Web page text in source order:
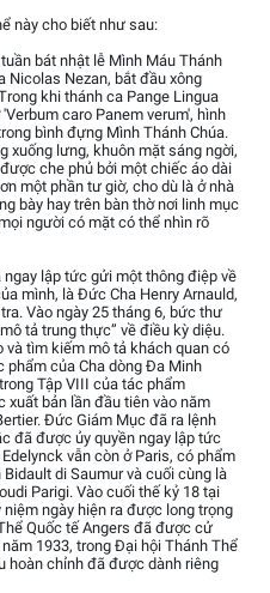
này cho biết như sau:
bát nhật lễ Mình Máu Thánh
Nicolas Nezan, bắt đầu xông
khi thánh ca Pange Lingua
caro Panem verum', hình
bình đựng Mình Thánh Chúa.
xuống lưng, khuôn mặt sáng ngời,
che phủ bởi một chiếc áo dài
một phần tư giờ, cho dù là ở nhà
bày hay trên bàn thờ nơi linh mục
người có mặt có thể nhìn rõ
lập tức gửi một thông điệp về
mình, là Đức Cha Henry Arnauld,
Vào ngày 25 tháng 6, bức thư
tả trung thực” về điều kỳ diệu.
tìm kiếm mô tả khách quan có
phẩm của Cha dòng Đa Minh
Tập VIII của tác phẩm
xuất bản lần đầu tiên vào năm
Đức Giám Mục đã ra lệnh
đã được ủy quyền ngay lập tức
vẫn còn ở Paris, có phẩm
di Saumur và cuối cùng là
Parigi. Vào cuối thế kỷ 18 tại
ngày hiện ra được long trọng
Quốc tế Angers đã được cử
1933, trong Đại hội Thánh Thể
hoàn chỉnh đã được dành riêng